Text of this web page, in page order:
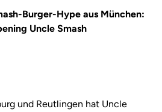
Burger-Hype aus München:
Uncle Smash
und Reutlingen hat Uncle